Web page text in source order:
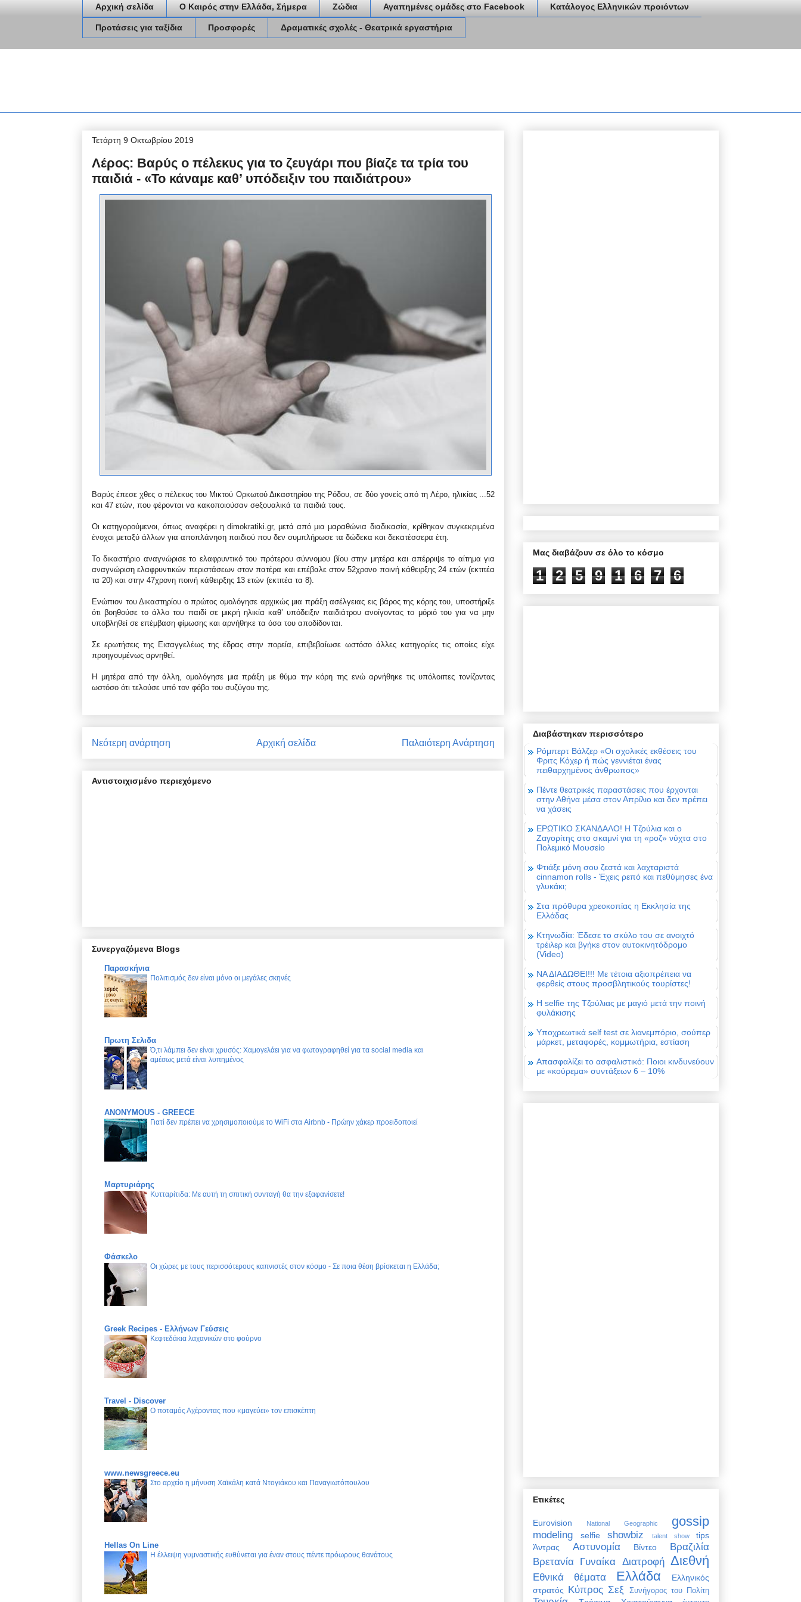
Αρχική σελίδα Ο Καιρός στην Ελλάδα, Σήμερα Ζώδια Αγαπημένες ομάδες στο Facebook Κατάλογος Ελληνικών προιόντων
Προτάσεις για ταξίδια Προσφορές Δραματικές σχολές - Θεατρικά εργαστήρια
Τετάρτη 9 Οκτωβρίου 2019
Λέρος: Βαρύς ο πέλεκυς για το ζευγάρι που βίαζε τα τρία του
παιδιά - «Το κάναμε καθ’ υπόδειξιν του παιδιάτρου»
Βαρύς έπεσε χθες ο πέλεκυς του Μικτού Ορκωτού Δικαστηρίου της Ρόδου, σε δύο γονείς από τη Λέρο, ηλικίας ... 52
και 47 ετών, που φέρονται να κακοποιούσαν σeξουαλικά τα παιδιά τους.
Οι κατηγορούμενοι, όπως αναφέρει η dimokratiki.gr, μετά από μια μαραθώνια διαδικασία, κρίθηκαν συγκεκριμένα
ένοχοι μεταξύ άλλων για αποπλάνηση παιδιού που δεν συμπλήρωσε τα δώδεκα και δεκατέσσερα έτη.
Το δικαστήριο αναγνώρισε το ελαφρυντικό του πρότερου σύννομου βίου στην μητέρα και απέρριψε το αίτημα για
αναγνώριση ελαφρυντικών περιστάσεων στον πατέρα και επέβαλε στον 52χρονο ποινή κάθειρξης 24 ετών (εκτιτέα
τα 20) και στην 47χρονη ποινή κάθειρξης 13 ετών (εκτιτέα τα 8).
Ενώπιον του Δικαστηρίου ο πρώτος ομολόγησε αρχικώς μια πράξη ασέλγειας εις βάρος της κόρης του, υποστήριξε
ότι βοηθούσε το άλλο του παιδί σε μικρή ηλικία καθ’ υπόδειξιν παιδιάτρου ανοίγοντας το μόριό του για να μην
υποβληθεί σε επέμβαση φίμωσης και αρνήθηκε τα όσα του αποδίδονται.
Σε ερωτήσεις της Εισαγγελέως της έδρας στην πορεία, επιβεβαίωσε ωστόσο άλλες κατηγορίες τις οποίες είχε
προηγουμένως αρνηθεί.
Η μητέρα από την άλλη, ομολόγησε μια πράξη με θύμα την κόρη της ενώ αρνήθηκε τις υπόλοιπες τονίζοντας
ωστόσο ότι τελούσε υπό τον φόβο του συζύγου της.
Νεότερη ανάρτηση Παλαιότερη Ανάρτηση
Αρχική σελίδα
Αντιστοιχισμένο περιεχόμενο
Συνεργαζόμενα Blogs
Παρασκήνια
Πολιτισμός δεν είναι μόνο οι μεγάλες σκηνές
Πρωτη Σελιδα
Ό,τι λάμπει δεν είναι χρυσός: Χαμογελάει για να φωτογραφηθεί για τα social media και
αμέσως μετά είναι λυπημένος
ANONYMOUS - GREECE
Γιατί δεν πρέπει να χρησιμοποιούμε το WiFi στα Airbnb - Πρώην χάκερ προειδοποιεί
Μαρτυριάρης
Κυτταρίτιδα: Με αυτή τη σπιτική συνταγή θα την εξαφανίσετε!
Φάσκελο
Οι χώρες με τους περισσότερους καπνιστές στον κόσμο - Σε ποια θέση βρίσκεται η Ελλάδα;
Greek Recipes - Ελλήνων Γεύσεις
Κεφτεδάκια λαχανικών στο φούρνο
Travel - Discover
Ο ποταμός Αχέροντας που «μαγεύει» τον επισκέπτη
www.newsgreece.eu
Στο αρχείο η μήνυση Χαϊκάλη κατά Ντογιάκου και Παναγιωτόπουλου
Hellas On Line
Η έλλειψη γυμναστικής ευθύνεται για έναν στους πέντε πρόωρους θανάτους
Μας διαβάζουν σε όλο το κόσμο
1 2 5 9 1 6 7 6
Διαβάστηκαν περισσότερο
Ρόμπερτ Βάλζερ «Οι σχολικές εκθέσεις του
Φριτς Κόχερ ή πώς γεννιέται ένας
πειθαρχημένος άνθρωπος»
Πέντε θεατρικές παραστάσεις που έρχονται
στην Αθήνα μέσα στον Απρίλιο και δεν πρέπει
να χάσεις
ΕΡΩΤΙΚΟ ΣΚΑΝΔΑΛΟ! Η Τζούλια και ο
Ζαγορίτης στο σκαμνί για τη «ροζ» νύχτα στο
Πολεμικό Μουσείο
Φτιάξε μόνη σου ζεστά και λαχταριστά
cinnamon rolls - Έχεις ρεπό και πεθύμησες ένα
γλυκάκι;
Στα πρόθυρα χρεοκοπίας η Εκκλησία της
Ελλάδας
Κτηνωδία: Έδεσε το σκύλο του σε ανοιχτό
τρέιλερ και βγήκε στον αυτοκινητόδρομο
(Video)
ΝΑ ΔΙΑΔΩΘΕΙ!!! Με τέτοια αξιοπρέπεια να
φερθείς στους προσβλητικούς τουρίστες!
Η selfie της Τζούλιας με μαγιό μετά την ποινή
φυλάκισης
Υποχρεωτικά self test σε λιανεμπόριο, σούπερ
μάρκετ, μεταφορές, κομμωτήρια, εστίαση
Απασφαλίζει το ασφαλιστικό: Ποιοι κινδυνεύουν
με «κούρεμα» συντάξεων 6 – 10%
Ετικέτες
Eurovision National Geographic gossip
modeling selfie showbiz talent show
tips
Άντρας
Αστυνομία Βίντεο
Βραζιλία
Βρετανία Γυναίκα Διατροφή Διεθνή
Εθνικά θέματα Ελλάδα
Ελληνικός
στρατός Κύπρος Σεξ Συνήγορος του Πολίτη